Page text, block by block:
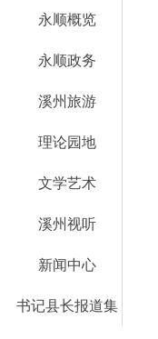
永顺概览
永顺政务
溪州旅游
理论园地
文学艺术
溪州视听
新闻中心
书记县长报道集